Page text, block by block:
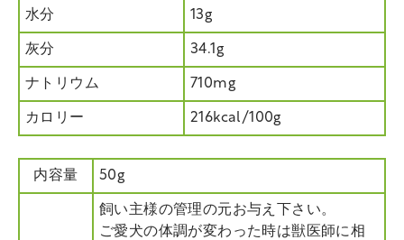
水分 13g
灰分 34.1g
ナトリウム 710mg
カロリー 216kcal/100g
内容量 50g
飼い主様の管理の元お与え下さい。
ご愛犬の体調が変わった時は獣医師に相